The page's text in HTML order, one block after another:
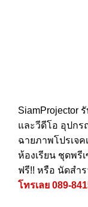
SiamProjector
และวีดีโอ อุปกร
ฉายภาพโปรเจค
ห้องเรียน ชุดพรี
ฟรี!! หรือ นัดสำ
โทรเลย 089-